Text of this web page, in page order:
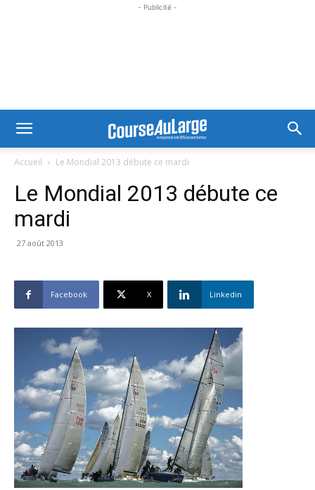
- Publicité -
Accueil Le Mondial 2013 débute ce mardi
Le Mondial 2013 débute ce
mardi
27 août 2013
Facebook X Linkedin